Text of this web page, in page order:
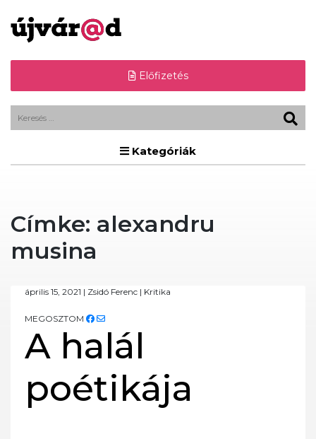
Előfizetés
Kategóriák
Címke: alexandru
musina
április 15, 2021 | Zsidó Ferenc | Kritika
MEGOSZTOM
A halál
poétikája